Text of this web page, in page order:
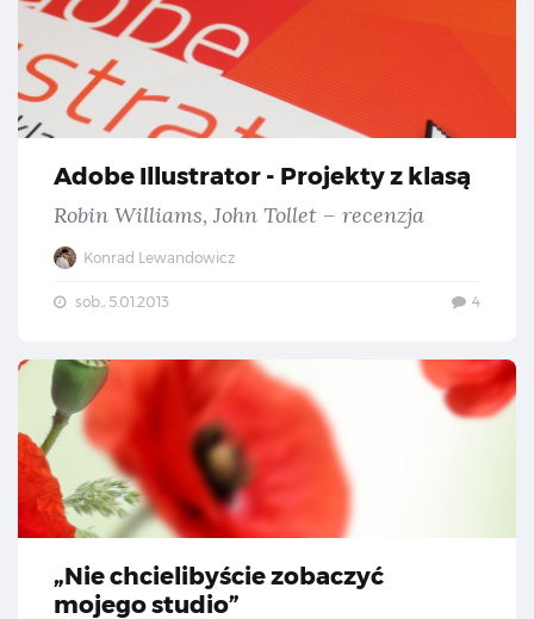
Adobe Illustrator - Projekty z klasą
Robin Williams, John Tollet – recenzja
Konrad Lewandowicz
sob., 5.01.2013 4
„Nie chcielibyście zobaczyć
mojego studio”